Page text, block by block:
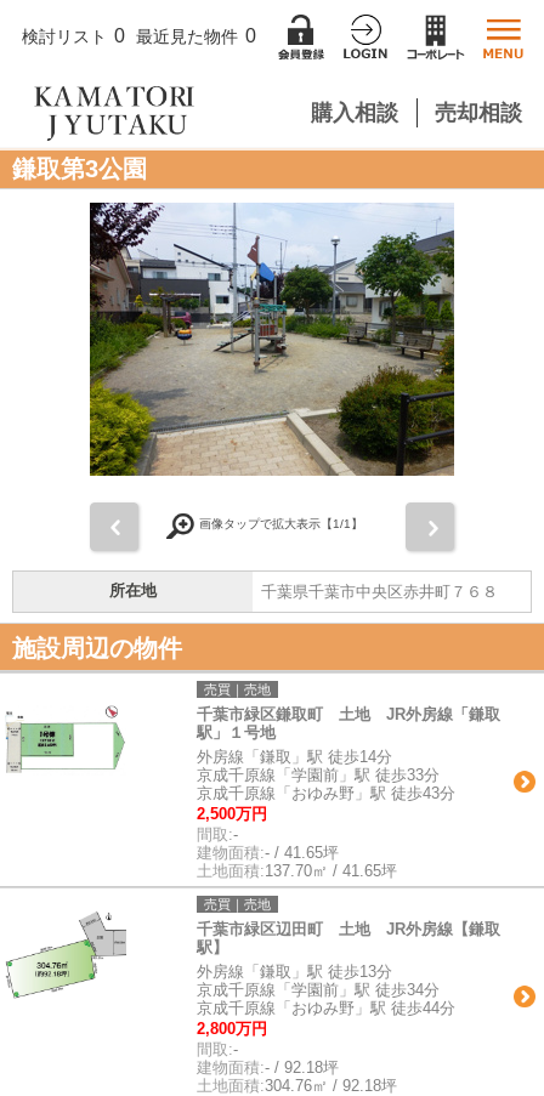
検討リスト 0 最近見た物件 0
購入相談 売却相談
鎌取第3公園
画像タップで拡大表示【1/1】
所在地 千葉県千葉市中央区赤井町７６８
施設周辺の物件
売買｜売地
千葉市緑区鎌取町 土地 JR外房線「鎌取
駅」１号地
外房線「鎌取」駅 徒歩14分
京成千原線「学園前」駅 徒歩33分
京成千原線「おゆみ野」駅 徒歩43分
2,500万円
間取:-
建物面積:- / 41.65坪
土地面積:137.70㎡ / 41.65坪
売買｜売地
千葉市緑区辺田町 土地 JR外房線【鎌取
駅】
外房線「鎌取」駅 徒歩13分
京成千原線「学園前」駅 徒歩34分
京成千原線「おゆみ野」駅 徒歩44分
2,800万円
間取:-
建物面積:- / 92.18坪
土地面積:304.76㎡ / 92.18坪